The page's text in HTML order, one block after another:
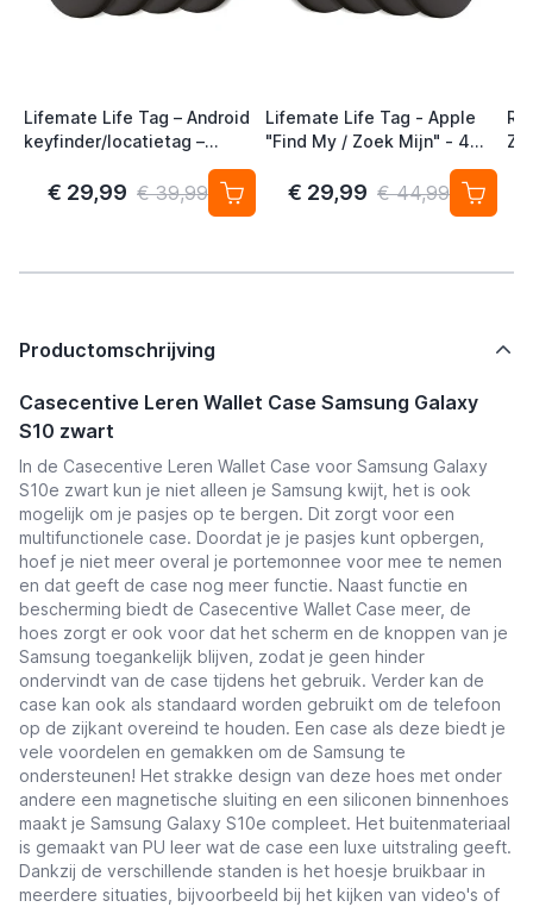
Lifemate Life Tag – Android
keyfinder/locatietag –
Android/Google Find My
Device – 4-pack
€ 29,99 € 39,99
Lifemate Life Tag - Apple
"Find My / Zoek Mijn" - 4
Pack - AirTag Alternatief
€ 29,99 € 44,99
Productomschrijving
Casecentive Leren Wallet Case Samsung Galaxy
S10 zwart
In de Casecentive Leren Wallet Case voor Samsung Galaxy
S10e zwart kun je niet alleen je Samsung kwijt, het is ook
mogelijk om je pasjes op te bergen. Dit zorgt voor een
multifunctionele case. Doordat je je pasjes kunt opbergen,
hoef je niet meer overal je portemonnee voor mee te nemen
en dat geeft de case nog meer functie. Naast functie en
bescherming biedt de Casecentive Wallet Case meer, de
hoes zorgt er ook voor dat het scherm en de knoppen van je
Samsung toegankelijk blijven, zodat je geen hinder
ondervindt van de case tijdens het gebruik. Verder kan de
case kan ook als standaard worden gebruikt om de telefoon
op de zijkant overeind te houden. Een case als deze biedt je
vele voordelen en gemakken om de Samsung te
ondersteunen! Het strakke design van deze hoes met onder
andere een magnetische sluiting en een siliconen binnenhoes
maakt je Samsung Galaxy S10e compleet. Het buitenmateriaal
is gemaakt van PU leer wat de case een luxe uitstraling geeft.
Dankzij de verschillende standen is het hoesje bruikbaar in
meerdere situaties, bijvoorbeeld bij het kijken van video's of